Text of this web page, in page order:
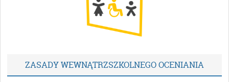
ZASADY WEWNĄTRZSZKOLNEGO OCENIANIA